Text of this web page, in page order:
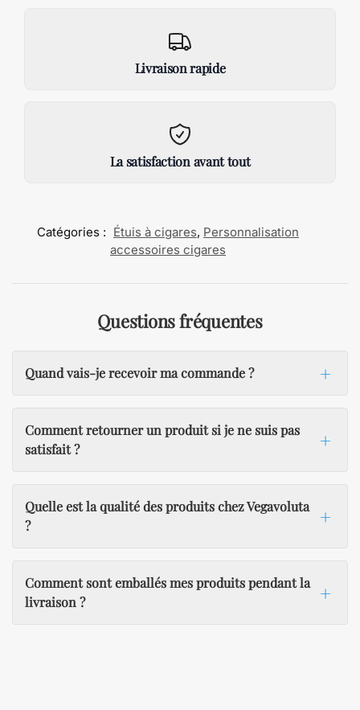
Livraison rapide
La satisfaction avant tout
Catégories : Étuis à cigares, Personnalisation
accessoires cigares
Questions fréquentes
Quand vais-je recevoir ma commande ?
Comment retourner un produit si je ne suis pas
satisfait ?
Quelle est la qualité des produits chez Vegavoluta
?
Comment sont emballés mes produits pendant la
livraison ?